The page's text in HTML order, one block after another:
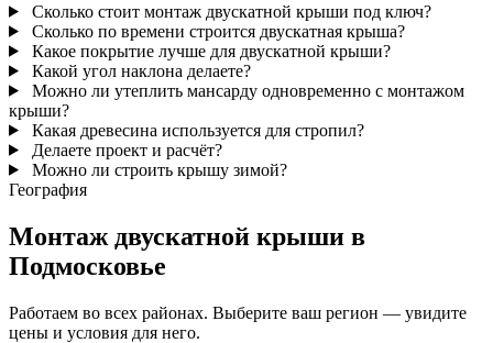
Сколько стоит монтаж двускатной крыши под ключ?
Сколько по времени строится двускатная крыша?
Какое покрытие лучше для двускатной крыши?
Какой угол наклона делаете?
Можно ли утеплить мансарду одновременно с монтажом
крыши?
Какая древесина используется для стропил?
Делаете проект и расчёт?
Можно ли строить крышу зимой?
География
Монтаж двускатной крыши в
Подмосковье
Работаем во всех районах. Выберите ваш регион — увидите
цены и условия для него.